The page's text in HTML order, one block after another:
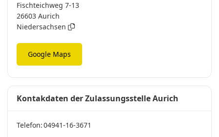
Fischteichweg 7-13
26603 Aurich
Niedersachsen
Google Maps
Kontakdaten der Zulassungsstelle Aurich
Telefon:04941-16-3671